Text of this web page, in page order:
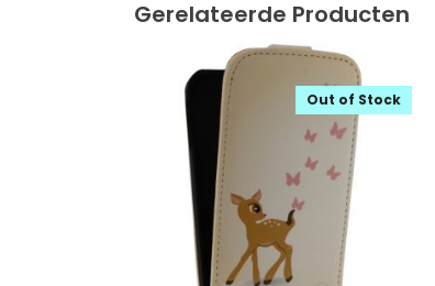
Gerelateerde Producten
Out of Stock